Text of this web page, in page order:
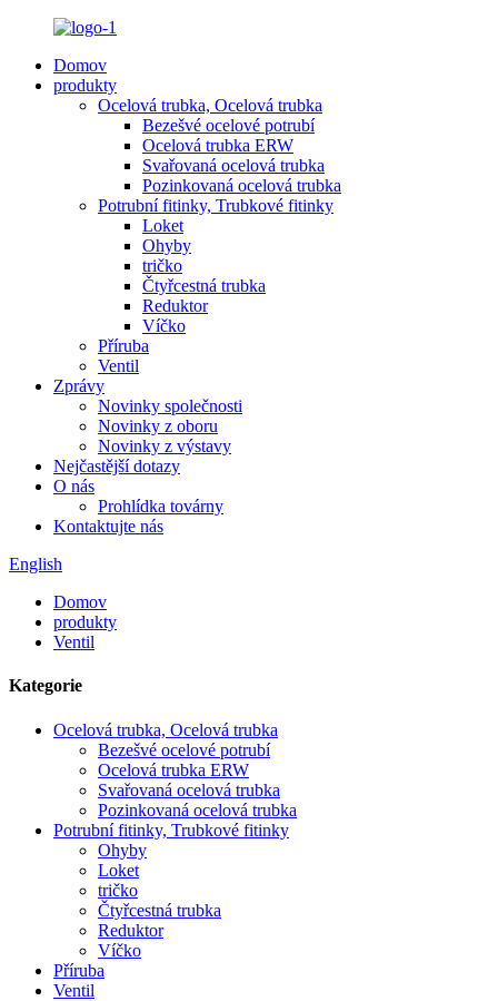
Domov
produkty
Ocelová trubka, Ocelová trubka
Bezešvé ocelové potrubí
Ocelová trubka ERW
Svařovaná ocelová trubka
Pozinkovaná ocelová trubka
Potrubní fitinky, Trubkové fitinky
Loket
Ohyby
tričko
Čtyřcestná trubka
Reduktor
Víčko
Příruba
Ventil
Zprávy
Novinky společnosti
Novinky z oboru
Novinky z výstavy
Nejčastější dotazy
O nás
Prohlídka továrny
Kontaktujte nás
English
Domov
produkty
Ventil
Kategorie
Ocelová trubka, Ocelová trubka
Bezešvé ocelové potrubí
Ocelová trubka ERW
Svařovaná ocelová trubka
Pozinkovaná ocelová trubka
Potrubní fitinky, Trubkové fitinky
Ohyby
Loket
tričko
Čtyřcestná trubka
Reduktor
Víčko
Příruba
Ventil